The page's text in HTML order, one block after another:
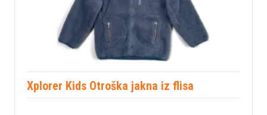
Xplorer Kids Otroška jakna iz flisa